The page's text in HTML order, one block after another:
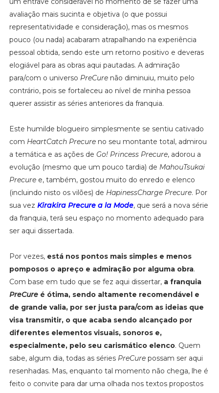
avaliação mais sucinta e objetiva (o que possui
representatividade e consideração), mas os mesmos
pouco (ou nada) acabaram atrapalhando na experiência
pessoal obtida, sendo este um retorno positivo e deveras
elogiável para as obras aqui pautadas. A admiração
para/com o universo PreCurenão diminuiu, muito pelo
contrário, pois se fortaleceu ao nível de minha pessoa
querer assistir as séries anteriores da franquia.
Este humilde blogueiro simplesmente se sentiu cativado
com HeartCatch Precureno seu montante total, admirou
a temática e as ações de Go! Princess Precure, adorou a
evolução (mesmo que um pouco tardia) de MahouTsukai
Precuree, também, gostou muito do enredo e elenco
(incluindo nisto os vilões) de HapinessCharge Precure. Por
sua vez Kirakira Precure a la Mode, que será a nova série
da franquia, terá seu espaço no momento adequado para
ser aqui dissertada.
Por vezes, está nos pontos mais simples e menos
pomposos o apreço e admiração por alguma obra.
Com base em tudo que se fez aqui dissertar, a franquia
PreCureé ótima, sendo altamente recomendável e
de grande valia, por ser justa para/com as ideias que
visa transmitir, o que acaba sendo alcançado por
diferentes elementos visuais, sonoros e,
especialmente, pelo seu carismático elenco. Quem
sabe, algum dia, todas as séries PreCurepossam ser aqui
resenhadas. Mas, enquanto tal momento não chega, lhe é
feito o convite para dar uma olhada nos textos propostos